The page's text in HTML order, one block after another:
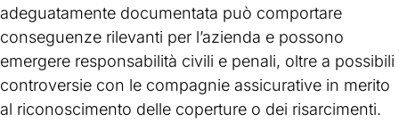
adeguatamente documentata può comportare
conseguenze rilevanti per l’azienda e possono
emergere responsabilità civili e penali, oltre a possibili
controversie con le compagnie assicurative in merito
al riconoscimento delle coperture o dei risarcimenti.